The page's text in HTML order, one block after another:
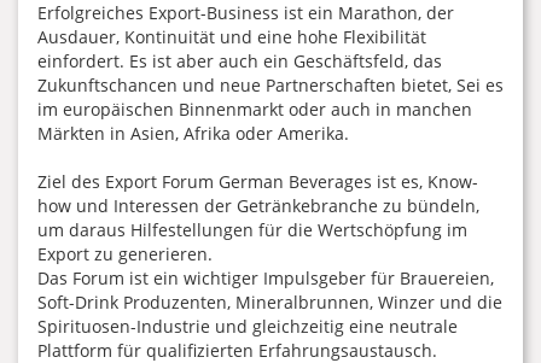
Erfolgreiches Export-Business ist ein Marathon, der
Ausdauer, Kontinuität und eine hohe Flexibilität
einfordert. Es ist aber auch ein Geschäftsfeld, das
Zukunftschancen und neue Partnerschaften bietet, Sei es
im europäischen Binnenmarkt oder auch in manchen
Märkten in Asien, Afrika oder Amerika.
Ziel des Export Forum German Beverages ist es, Know-
how und Interessen der Getränkebranche zu bündeln,
um daraus Hilfestellungen für die Wertschöpfung im
Export zu generieren.
Das Forum ist ein wichtiger Impulsgeber für Brauereien,
Soft-Drink Produzenten, Mineralbrunnen, Winzer und die
Spirituosen-Industrie und gleichzeitig eine neutrale
Plattform für qualifizierten Erfahrungsaustausch.